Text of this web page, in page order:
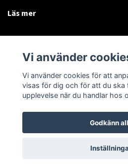
Läs mer
© 2026
Language
Vi använder
Vi använder cookies för att
visas för dig och för att du ska
upplevelse när du handlar hos
Godkänn